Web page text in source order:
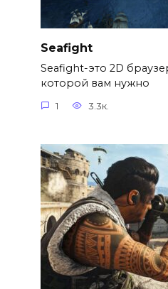
Seafight
Seafight-это 2D
которой вам нужно
1 3.3к.